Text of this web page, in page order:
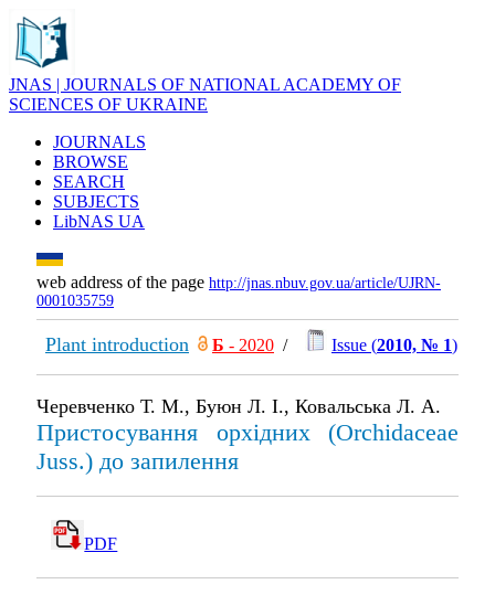
JNAS | JOURNALS OF NATIONAL ACADEMY OF
SCIENCES OF UKRAINE
JOURNALS
BROWSE
SEARCH
SUBJECTS
LibNAS UA
web address of the page http://jnas.nbuv.gov.ua/article/UJRN-
0001035759
Plant introduction Б - 2020 / Issue (2010, № 1)
Черевченко Т. М., Буюн Л. І., Ковальська Л. А.
Пристосування орхідних (Orchidaceae
Juss.) до запилення
PDF